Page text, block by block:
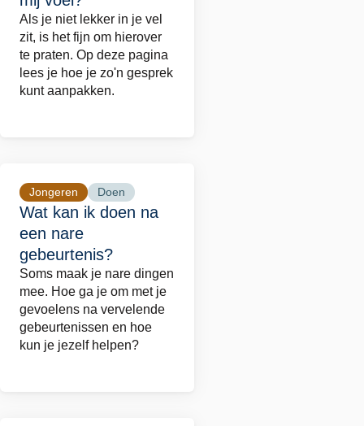
Als je niet lekker in je vel
zit, is het fijn om hierover
te praten. Op deze pagina
lees je hoe je zo'n gesprek
kunt aanpakken.
Hoe
praat
ik
met
iemand
mij
voel?
Wat kan ik doen na
een nare
gebeurtenis?
Jongeren Doen
Soms maak je nare dingen
mee. Hoe ga je om met je
gevoelens na vervelende
gebeurtenissen en hoe
kun je jezelf helpen?
Lees
meer
over
Wat
kan
ik
doen
na